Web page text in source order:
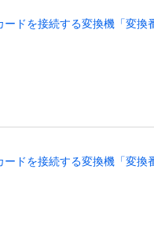
ドを接続する変換機「変換
ドを接続する変換機「変換